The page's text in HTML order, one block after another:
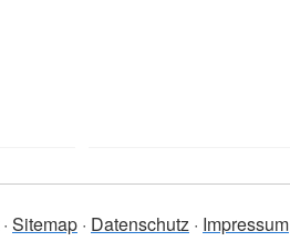
Sitemap Datenschutz Impressum